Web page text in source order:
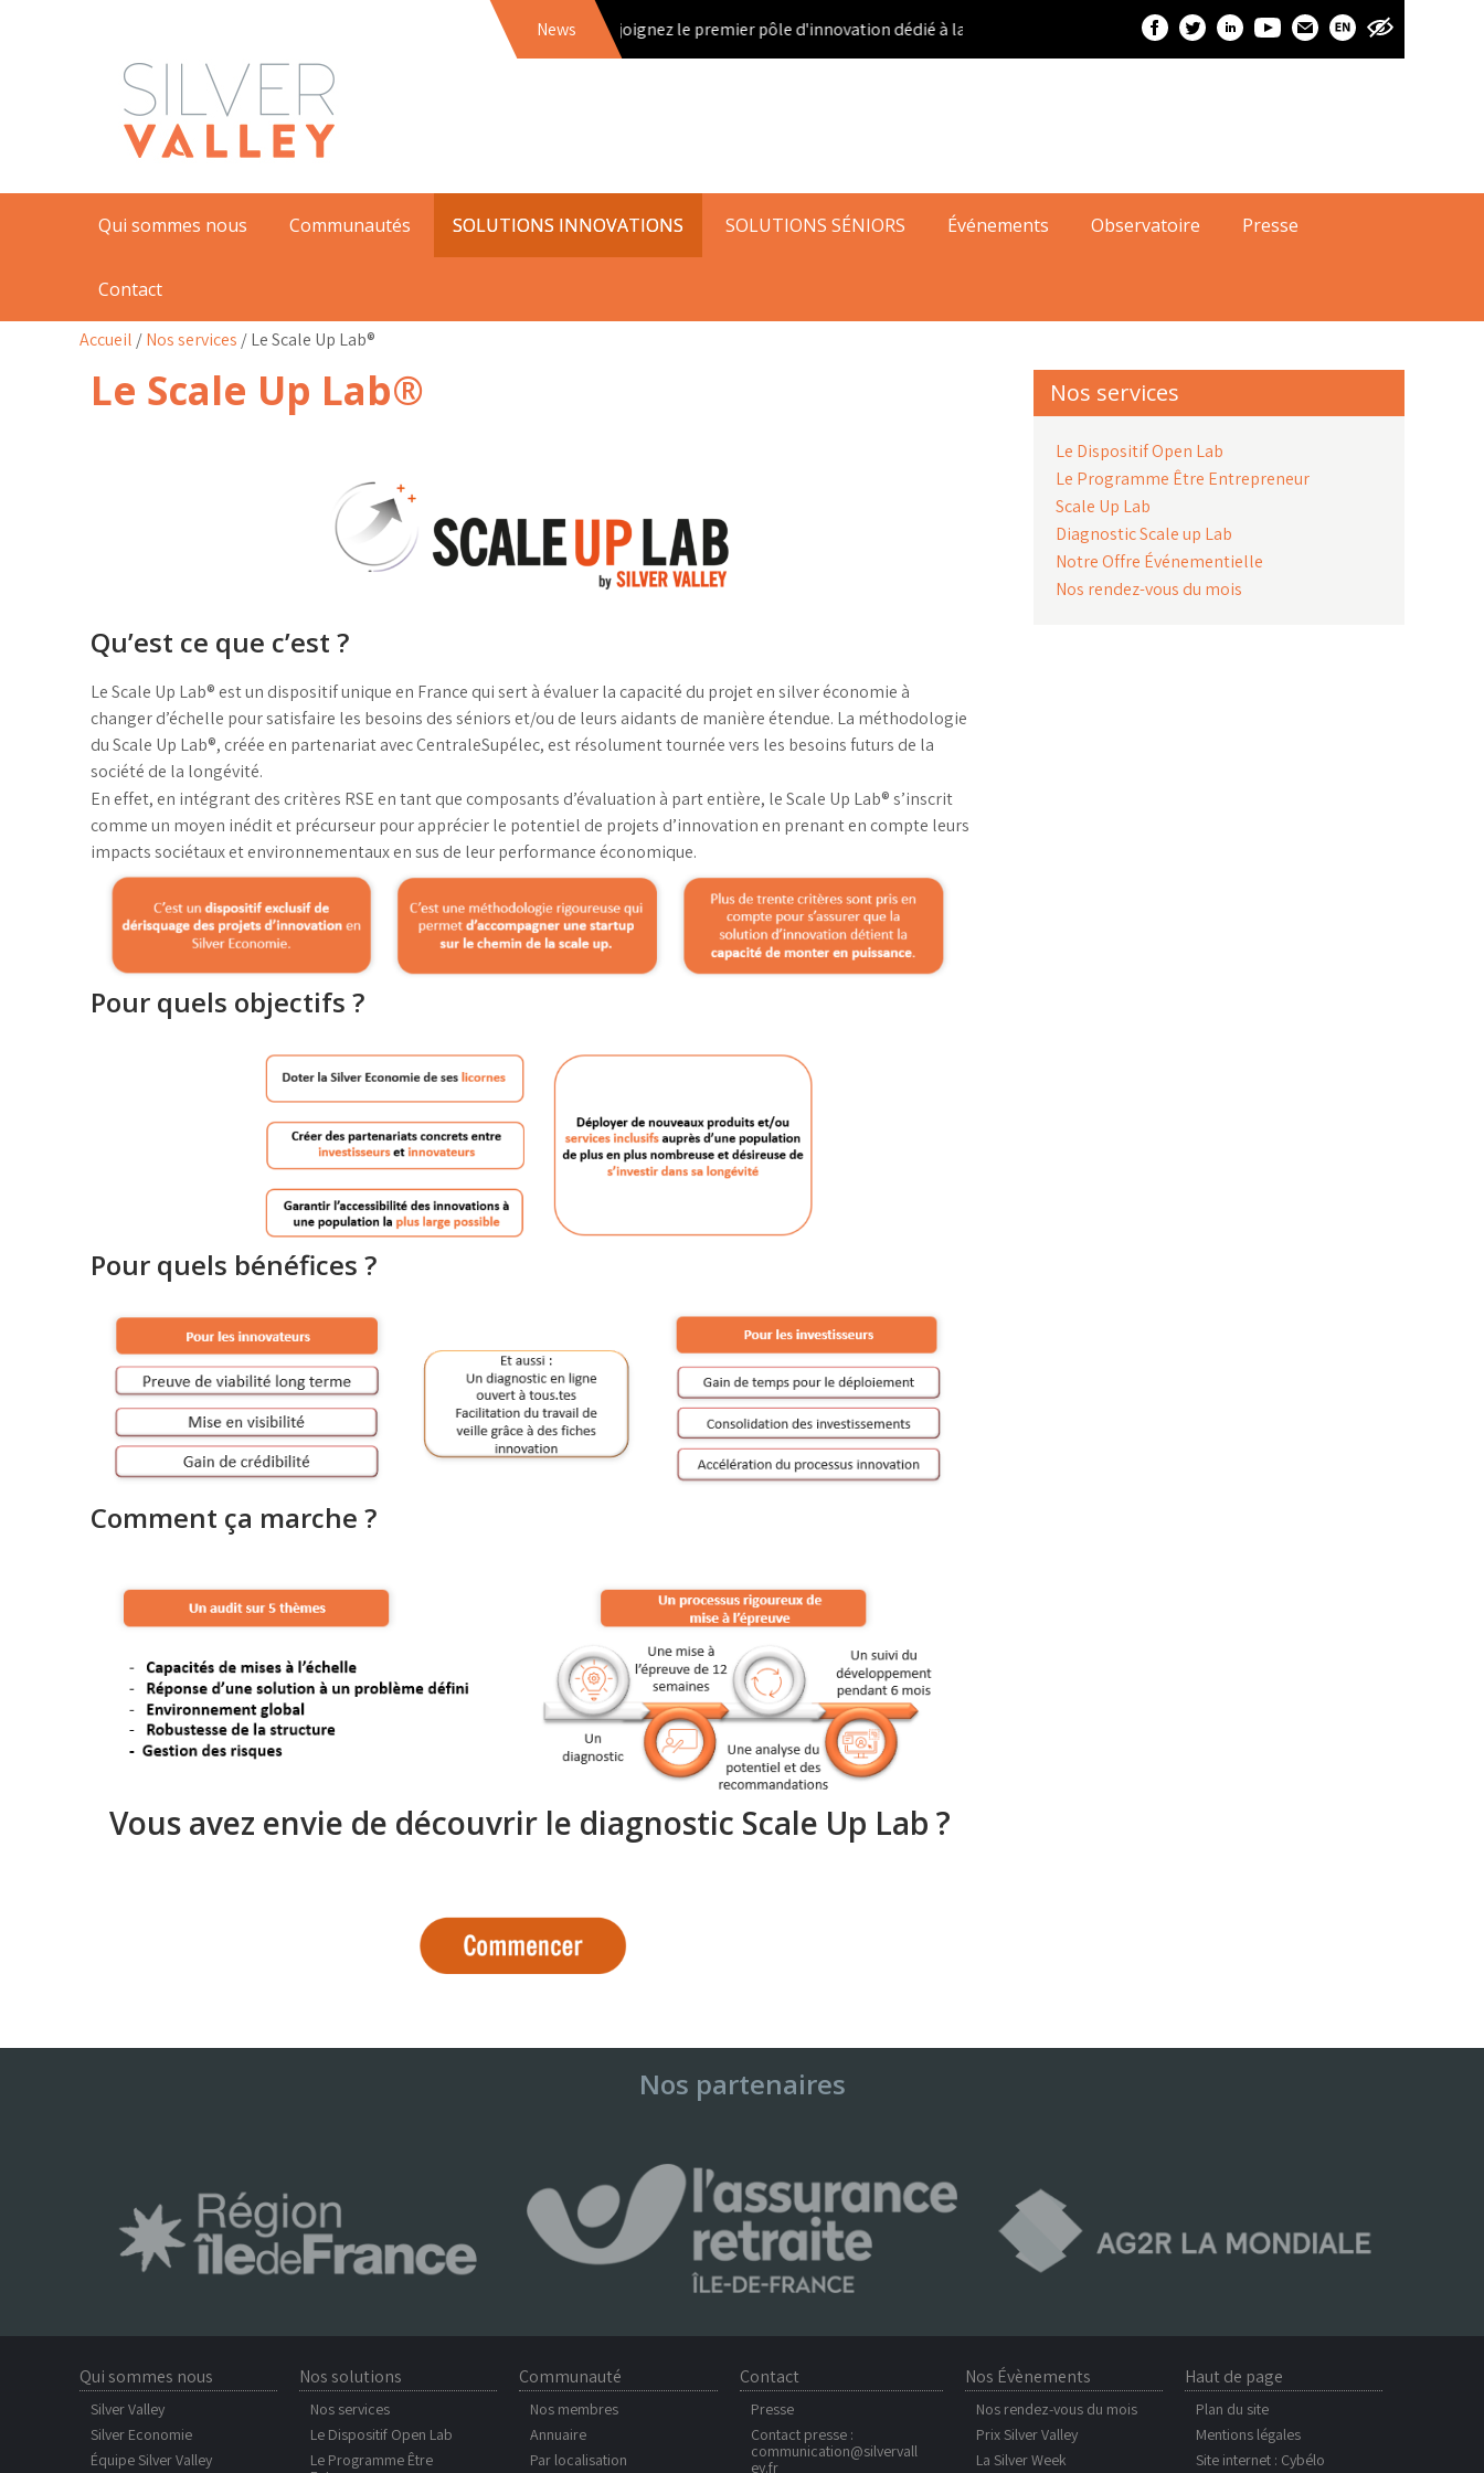
NewsRejoignez le premier pôle d'innovation dédié à la transition démographique. On se retrouve icipour l'adhésion !
Qui sommes nous Communautés SOLUTIONS INNOVATIONS SOLUTIONS SÉNIORS Événements Observatoire Presse
Contact
Accueil /Nos services /Le Scale Up Lab®
Le Scale Up Lab®
Qu’est ce que c’est ?
Le Scale Up Lab® est un dispositif unique en France qui sert à évaluer la capacité du projet en silver économie à
changer d’échelle pour satisfaire les besoins des séniors et/ou de leurs aidants de manière étendue. La méthodologie
du Scale Up Lab®, créée en partenariat avec CentraleSupélec, est résolument tournée vers les besoins futurs de la
société de la longévité.
En effet, en intégrant des critères RSE en tant que composants d’évaluation à part entière, le Scale Up Lab® s’inscrit
comme un moyen inédit et précurseur pour apprécier le potentiel de projets d’innovation en prenant en compte leurs
impacts sociétaux et environnementaux en sus de leur performance économique.
Pour quels objectifs ?
Pour quels bénéfices ?
Comment ça marche ?
Vous avez envie de découvrir le diagnostic Scale Up Lab ?
Nos services
Le Dispositif Open Lab
Le Programme Être Entrepreneur
Scale Up Lab
Diagnostic Scale up Lab
Notre Offre Événementielle
Nos rendez-vous du mois
Nos partenaires
Qui sommes nous
Silver Valley
Silver Economie
Équipe Silver Valley
Nos solutions
Nos services
Le Dispositif Open Lab
Le Programme Être
Communauté
Nos membres
Annuaire
Par localisation
Contact
Presse
Contact presse :
communication@silvervall
ey.fr
Nos Évènements
Nos rendez-vous du mois
Prix Silver Valley
La Silver Week
Haut de page
Plan du site
Mentions légales
Site internet : Cybélo